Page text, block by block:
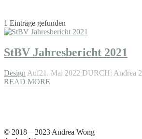
1 Einträge gefunden
StBV Jahresbericht 2021
Design Auf21. Mai 2022 DURCH: Andrea 2
READ MORE
© 2018—2023 Andrea Wong